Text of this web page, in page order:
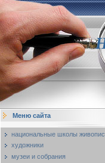
Меню сайта
национальные школы
художники
музеи и собрания